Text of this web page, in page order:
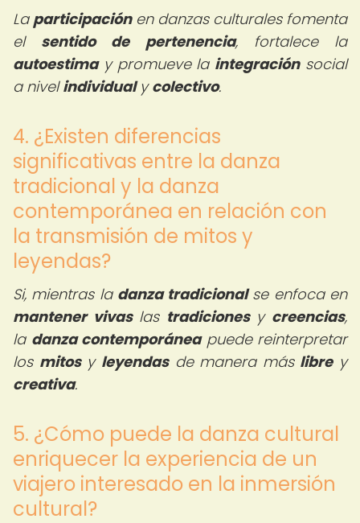
La participaciónen danzas culturales fomenta
el sentido de pertenencia, fortalece la
autoestimay promueve la integraciónsocial
a nivelindividualycolectivo.
4. ¿Existen diferencias
significativas entre la danza
tradicional y la danza
contemporánea en relación con
la transmisión de mitos y
leyendas?
Si, mientras la danza tradicionalse enfoca en
mantener vivaslas tradicionesy creencias,
la danza contemporáneapuede reinterpretar
los mitosy leyendasde manera más librey
creativa.
5. ¿Cómo puede la danza cultural
enriquecer la experiencia de un
viajero interesado en la inmersión
cultural?